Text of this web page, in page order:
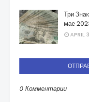
Три
мае
APRIL
0 Комментарии